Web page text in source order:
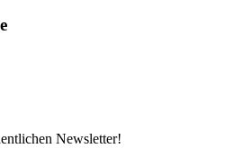
Newsletter!